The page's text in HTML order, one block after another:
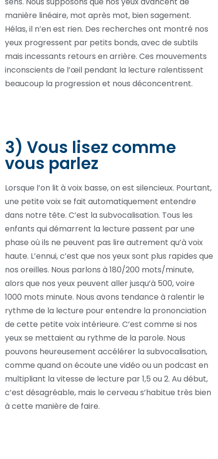
manière linéaire, mot après mot, bien sagement.
Hélas, il n’en est rien. Des recherches ont montré nos
yeux progressent par petits bonds, avec de subtils
mais incessants retours en arrière. Ces mouvements
inconscients de l’œil pendant la lecture ralentissent
beaucoup la progression et nous déconcentrent.
3) Vous lisez comme
vous parlez
Lorsque l’on lit à voix basse, on est silencieux. Pourtant,
une petite voix se fait automatiquement entendre
dans notre tête. C’est la subvocalisation. Tous les
enfants qui démarrent la lecture passent par une
phase où ils ne peuvent pas lire autrement qu’à voix
haute. L’ennui, c’est que nos yeux sont plus rapides que
nos oreilles. Nous parlons à 180/200 mots/minute,
alors que nos yeux peuvent aller jusqu’à 500, voire
1000 mots minute. Nous avons tendance à ralentir le
rythme de la lecture pour entendre la prononciation
de cette petite voix intérieure. C’est comme si nos
yeux se mettaient au rythme de la parole. Nous
pouvons heureusement accélérer la subvocalisation,
comme quand on écoute une vidéo ou un podcast en
multipliant la vitesse de lecture par 1,5 ou 2. Au début,
c’est désagréable, mais le cerveau s’habitue très bien
à cette manière de faire.